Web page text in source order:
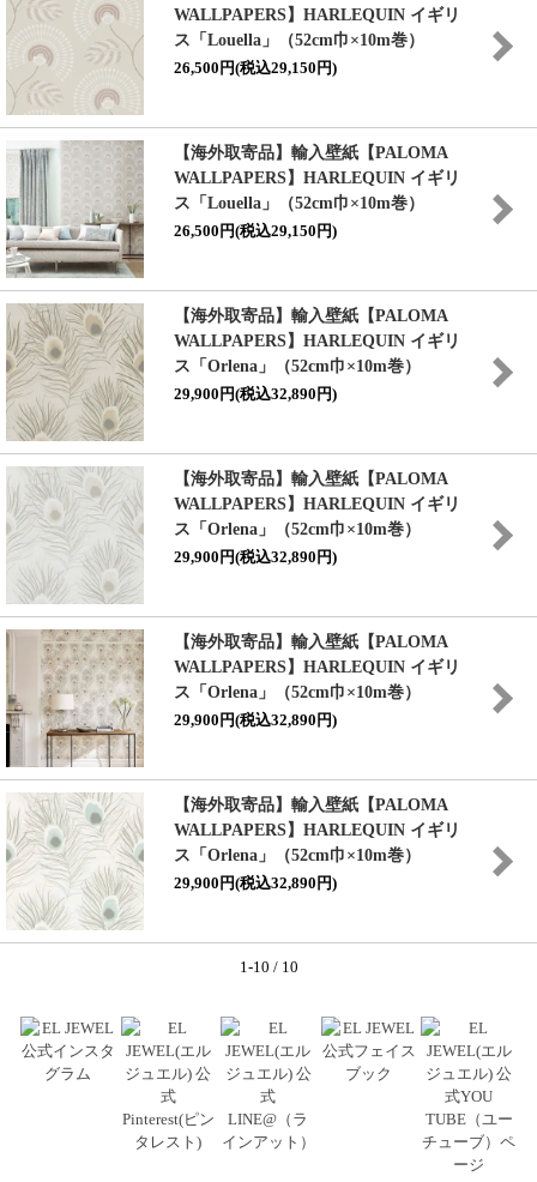
WALLPAPERS】HARLEQUIN イギリ
ス「Louella」（52cm巾×10m巻）
26,500円(税込29,150円)
【海外取寄品】輸入壁紙【PALOMA
WALLPAPERS】HARLEQUIN イギリ
ス「Louella」（52cm巾×10m巻）
26,500円(税込29,150円)
【海外取寄品】輸入壁紙【PALOMA
WALLPAPERS】HARLEQUIN イギリ
ス「Orlena」（52cm巾×10m巻）
29,900円(税込32,890円)
【海外取寄品】輸入壁紙【PALOMA
WALLPAPERS】HARLEQUIN イギリ
ス「Orlena」（52cm巾×10m巻）
29,900円(税込32,890円)
【海外取寄品】輸入壁紙【PALOMA
WALLPAPERS】HARLEQUIN イギリ
ス「Orlena」（52cm巾×10m巻）
29,900円(税込32,890円)
【海外取寄品】輸入壁紙【PALOMA
WALLPAPERS】HARLEQUIN イギリ
ス「Orlena」（52cm巾×10m巻）
29,900円(税込32,890円)
1-10 / 10